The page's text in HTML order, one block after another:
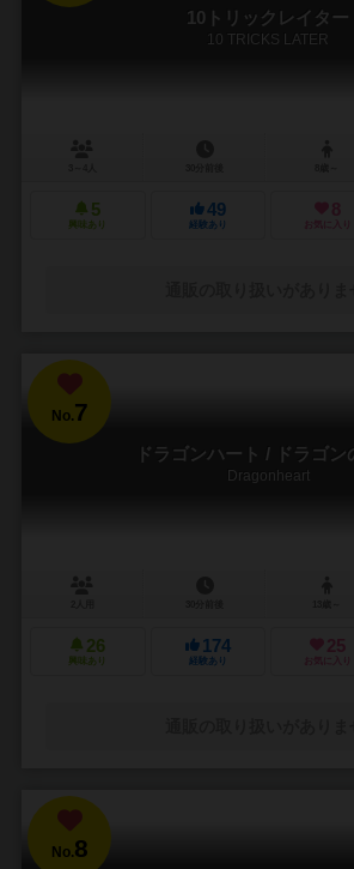
10トリックレイター
10 TRICKS LATER
5
興味あり
49
経験あり
8
お気に入り
No.7
ドラゴンハート / ドラゴン
Dragonheart
26
興味あり
174
経験あり
25
お気に入り
No.8